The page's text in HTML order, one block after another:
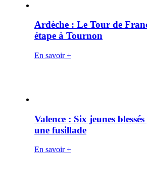
Ardèche : Le Tour de
étape à Tournon
En savoir +
Valence : Six jeunes
une fusillade
En savoir +